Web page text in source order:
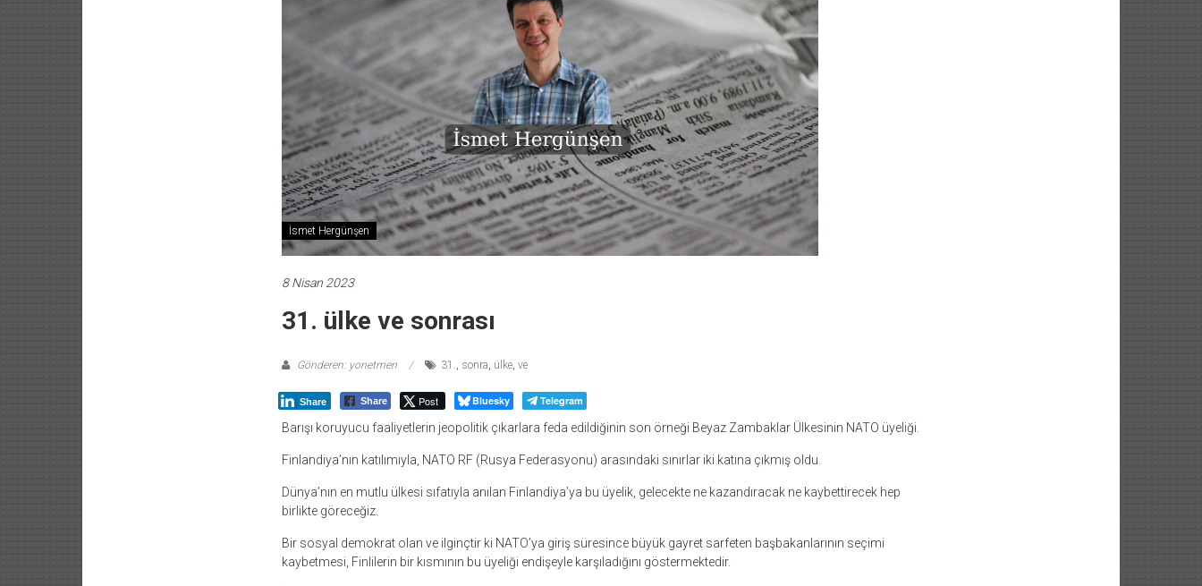
İsmet Hergünşen
8 Nisan 2023
31. ülke ve sonrası
Gönderen: yonetmen 31., sonra, ülke, ve
Share Share Post Bluesky Telegram
Barışı koruyucu faaliyetlerin jeopolitik çıkarlara feda edildiğinin son örneği Beyaz Zambaklar Ülkesinin NATO üyeliği.
Finlandiya’nın katılımıyla, NATO RF (Rusya Federasyonu) arasındaki sınırlar iki katına çıkmış oldu.
Dünya’nın en mutlu ülkesi sıfatıyla anılan Finlandiya’ya bu üyelik, gelecekte ne kazandıracak ne kaybettirecek hep
birlikte göreceğiz.
Bir sosyal demokrat olan ve ilginçtir ki NATO’ya giriş süresince büyük gayret sarfeten başbakanlarının seçimi
kaybetmesi, Finlilerin bir kısmının bu üyeliği endişeyle karşıladığını göstermektedir.